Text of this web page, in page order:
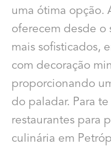
uma ótima opção.
oferecem desde o
mais sofisticados,
com decoração
proporcionando
do paladar. Para
restaurantes para
culinária em